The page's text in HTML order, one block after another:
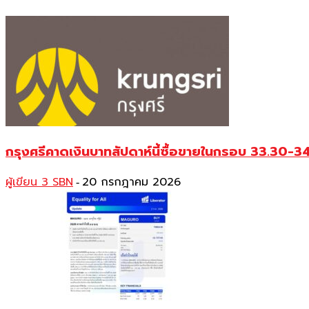
กรุงศรีคาดเงินบาทสัปดาห์นี้ซื้อขายในกรอบ 33.30-
ผู้เขียน 3 SBN - 20 กรกฎาคม 2026